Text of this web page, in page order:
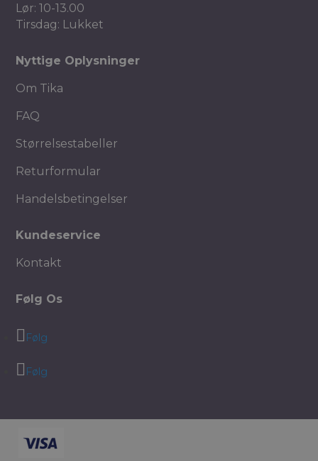
Lør: 10-13.00
Tirsdag: Lukket
Nyttige Oplysninger
Om Tika
FAQ
Størrelsestabeller
Returformular
Handelsbetingelser
Kundeservice
Kontakt
Følg Os
Følg
Følg